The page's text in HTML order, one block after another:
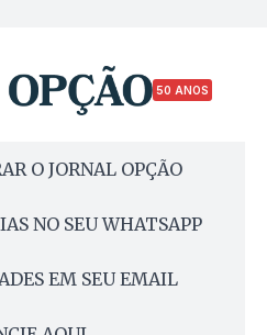
50 ANOS
O JORNAL OPÇÃO
NO SEU WHATSAPP
EM SEU EMAIL